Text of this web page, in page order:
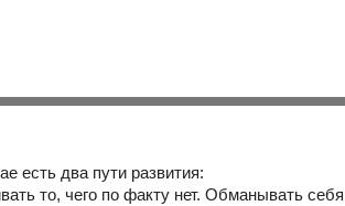
есть два пути развития:
то, чего по факту нет. Обманывать